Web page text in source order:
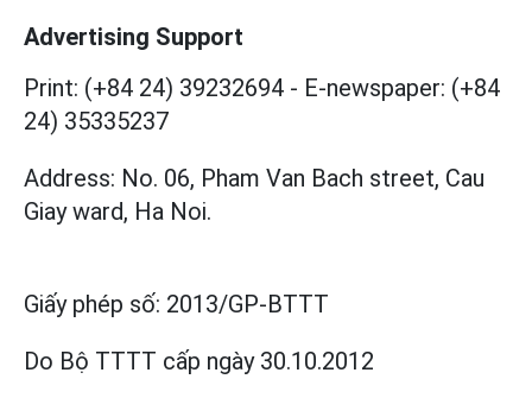
Advertising Support
Print: (+84 24) 39232694 - E-newspaper: (+84
24) 35335237
Address: No. 06, Pham Van Bach street, Cau
Giay ward, Ha Noi.
Giấy phép số: 2013/GP-BTTT
Do Bộ TTTT cấp ngày 30.10.2012